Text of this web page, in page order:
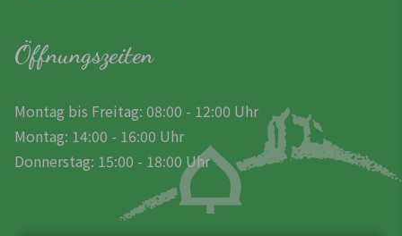
Öffnungszeiten
Montag bis Freitag: 08:00 - 12:00 Uhr
Montag: 14:00 - 16:00 Uhr
Donnerstag: 15:00 - 18:00 Uhr